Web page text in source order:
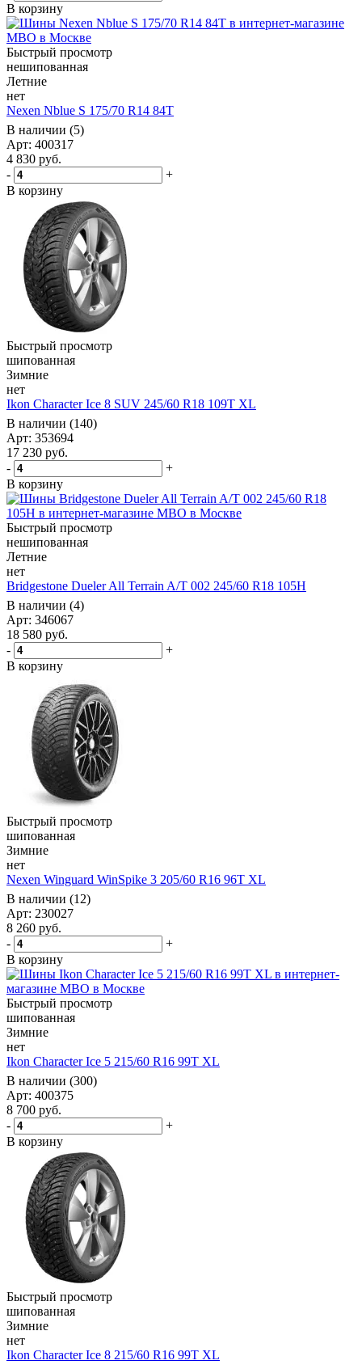
В корзину
Быстрый просмотр
нешипованная
Летние
нет
Nexen Nblue S 175/70 R14 84T
В наличии (5)
Арт: 400317
4 830 руб.
-
+
В корзину
Быстрый просмотр
шипованная
Зимние
нет
Ikon Character Ice 8 SUV 245/60 R18 109T XL
В наличии (140)
Арт: 353694
17 230 руб.
-
+
В корзину
Быстрый просмотр
нешипованная
Летние
нет
Bridgestone Dueler All Terrain A/T 002 245/60 R18 105H
В наличии (4)
Арт: 346067
18 580 руб.
-
+
В корзину
Быстрый просмотр
шипованная
Зимние
нет
Nexen Winguard WinSpike 3 205/60 R16 96T XL
В наличии (12)
Арт: 230027
8 260 руб.
-
+
В корзину
Быстрый просмотр
шипованная
Зимние
нет
Ikon Character Ice 5 215/60 R16 99T XL
В наличии (300)
Арт: 400375
8 700 руб.
-
+
В корзину
Быстрый просмотр
шипованная
Зимние
нет
Ikon Character Ice 8 215/60 R16 99T XL